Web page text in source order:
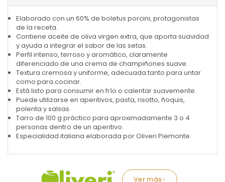
Elaborado con un 60% de boletus porcini, protagonistas
de la receta.
Contiene aceite de oliva virgen extra, que aporta suavidad
y ayuda a integrar el sabor de las setas.
Perfil intenso, terroso y aromático, claramente
diferenciado de una crema de champiñones suave.
Textura cremosa y uniforme, adecuada tanto para untar
como para cocinar.
Está listo para consumir en frío o calentar suavemente.
Puede utilizarse en aperitivos, pasta, risotto, ñoquis,
polenta y salsas.
Tarro de 100 g práctico para aproximadamente 3 o 4
personas dentro de un aperitivo.
Especialidad italiana elaborada por Oliveri Piemonte.